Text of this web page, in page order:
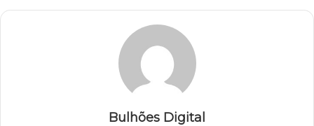
Bulhões Digital